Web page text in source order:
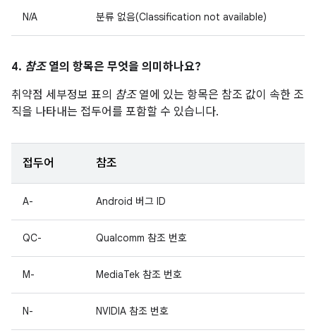
N/A 분류 없음(Classification not available)
4. 참조열의 항목은 무엇을 의미하나요?
취약점 세부정보 표의 참조열에 있는 항목은 참조 값이 속한 조
직을 나타내는 접두어를 포함할 수 있습니다.
접두어 참조
A- Android 버그 ID
QC- Qualcomm 참조 번호
M- MediaTek 참조 번호
N- NVIDIA 참조 번호